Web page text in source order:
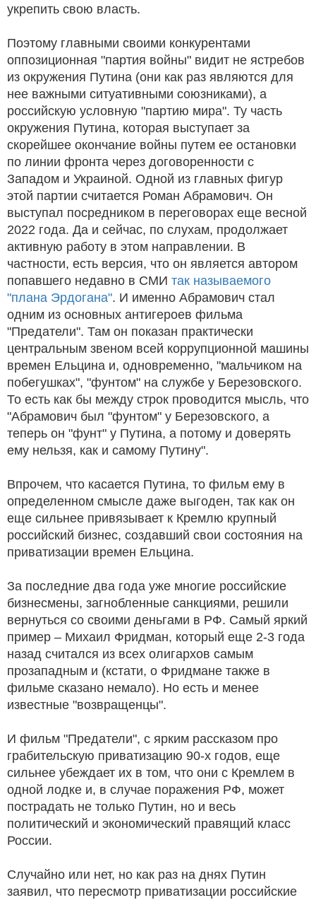
укрепить свою власть.
Поэтому главными своими конкурентами
оппозиционная "партия войны" видит не ястребов
из окружения Путина (они как раз являются для
нее важными ситуативными союзниками), а
российскую условную "партию мира". Ту часть
окружения Путина, которая выступает за
скорейшее окончание войны путем ее остановки
по линии фронта через договоренности с
Западом и Украиной. Одной из главных фигур
этой партии считается Роман Абрамович. Он
выступал посредником в переговорах еще весной
2022 года. Да и сейчас, по слухам, продолжает
активную работу в этом направлении. В
частности, есть версия, что он является автором
попавшего недавно в СМИ так называемого
"плана Эрдогана". И именно Абрамович стал
одним из основных антигероев фильма
"Предатели". Там он показан практически
центральным звеном всей коррупционной машины
времен Ельцина и, одновременно, "мальчиком на
побегушках", "фунтом" на службе у Березовского.
То есть как бы между строк проводится мысль, что
"Абрамович был "фунтом" у Березовского, а
теперь он "фунт" у Путина, а потому и доверять
ему нельзя, как и самому Путину".
Впрочем, что касается Путина, то фильм ему в
определенном смысле даже выгоден, так как он
еще сильнее привязывает к Кремлю крупный
российский бизнес, создавший свои состояния на
приватизации времен Ельцина.
За последние два года уже многие российские
бизнесмены, загнобленные санкциями, решили
вернуться со своими деньгами в РФ. Самый яркий
пример – Михаил Фридман, который еще 2-3 года
назад считался из всех олигархов самым
прозападным и (кстати, о Фридмане также в
фильме сказано немало). Но есть и менее
известные "возвращенцы".
И фильм "Предатели", с ярким рассказом про
грабительскую приватизацию 90-х годов, еще
сильнее убеждает их в том, что они с Кремлем в
одной лодке и, в случае поражения РФ, может
пострадать не только Путин, но и весь
политический и экономический правящий класс
России.
Случайно или нет, но как раз на днях Путин
заявил, что пересмотр приватизации российские